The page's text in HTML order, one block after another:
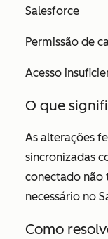
Salesforce
Permissão de
Acesso
O que
As alterações
sincronizadas
conectado não
necessário no
Como